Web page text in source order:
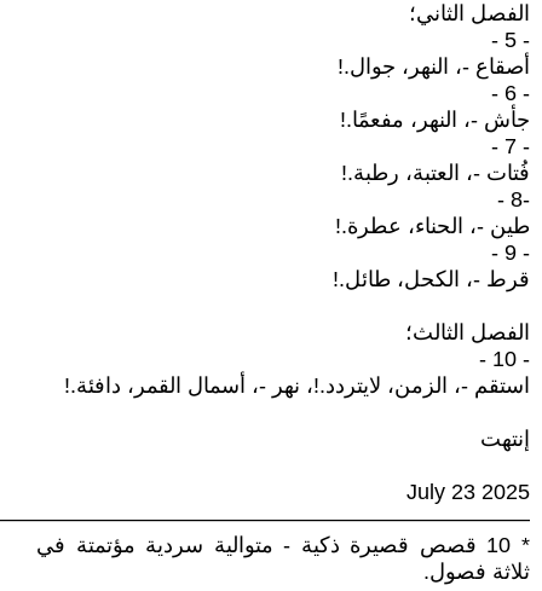
الفصل الثاني؛
- 5 -
أصقاع -، النهر، جوال.!
- 6 -
جأش -، النهر، مفعمًا.!
- 7 -
فُتات -، العتبة، رطبة.!
-8 -
طين -، الحناء، عطرة.!
- 9 -
قرط -، الكحل، طائل.!
الفصل الثالث؛
- 10 -
استقم -، الزمن، لايتردد.!، نهر -، أسمال القمر، دافئة.!
إنتهت
July 23 2025
* 10 قصص قصيرة ذكية - متوالية سردية مؤتمتة في
ثلاثة فصول.